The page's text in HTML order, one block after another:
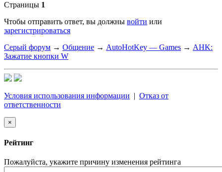
Страницы 1
Чтобы отправить ответ, вы должны войти или
зарегистрироваться
Серый форум → Общение → AutoHotKey — Games → AHK:
Зажатие кнопки W
Условия использования информации | Отказ от
ответственности
×
Рейтинг
Пожалуйста, укажите причину изменения рейтинга